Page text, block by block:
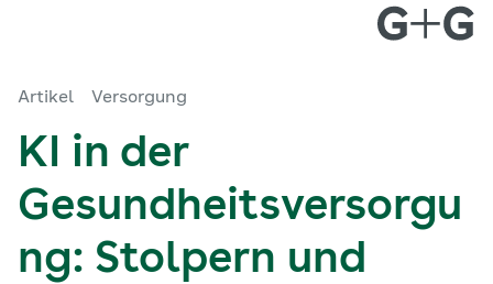
Artikel Versorgung
KI in der
Gesundheitsversorgu
ng: Stolpern und